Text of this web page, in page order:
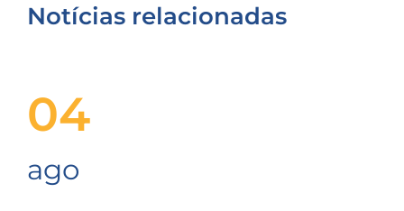
Notícias relacionadas
04
ago